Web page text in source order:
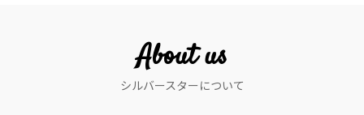
About us
シルバースターについて